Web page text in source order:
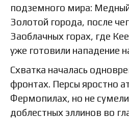
подземного мира:
Золотой города, после
Заоблачных горах, где
уже готовили нападение
Схватка началась
фронтах. Персы яростно
Фермопилах, но не
доблестных эллинов во